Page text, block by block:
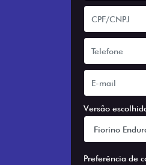
Versão
Preferência de